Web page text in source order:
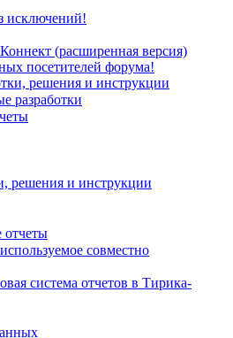
(расширенная версия)
посетителей форума!
решения и инструкции
разработки
решения и инструкции
совместно
система отчетов в Тирика-